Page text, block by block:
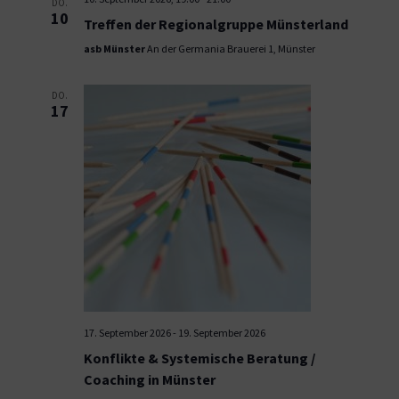
DO.
10 Treffen der Regionalgruppe Münsterland
asb MünsterAn der Germania Brauerei 1, Münster
DO.
17
17. September 2026- 19. September 2026
Konflikte & Systemische Beratung /
Coaching in Münster